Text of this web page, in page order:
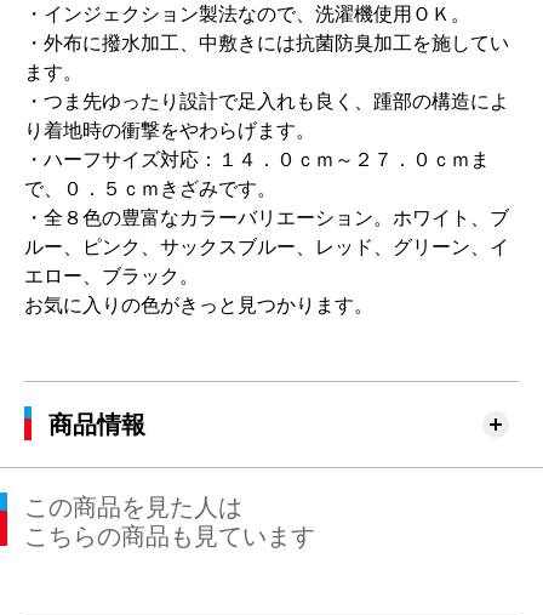
・インジェクション製法なので、洗濯機使用ＯＫ。
・外布に撥水加工、中敷きには抗菌防臭加工を施してい
ます。
・つま先ゆったり設計で足入れも良く、踵部の構造によ
り着地時の衝撃をやわらげます。
・ハーフサイズ対応：１４．０ｃｍ～２７．０ｃｍま
で、０．５ｃｍきざみです。
・全８色の豊富なカラーバリエーション。ホワイト、ブ
ルー、ピンク、サックスブルー、レッド、グリーン、イ
エロー、ブラック。
お気に入りの色がきっと見つかります。
商品情報
この商品を見た人は
こちらの商品も見ています